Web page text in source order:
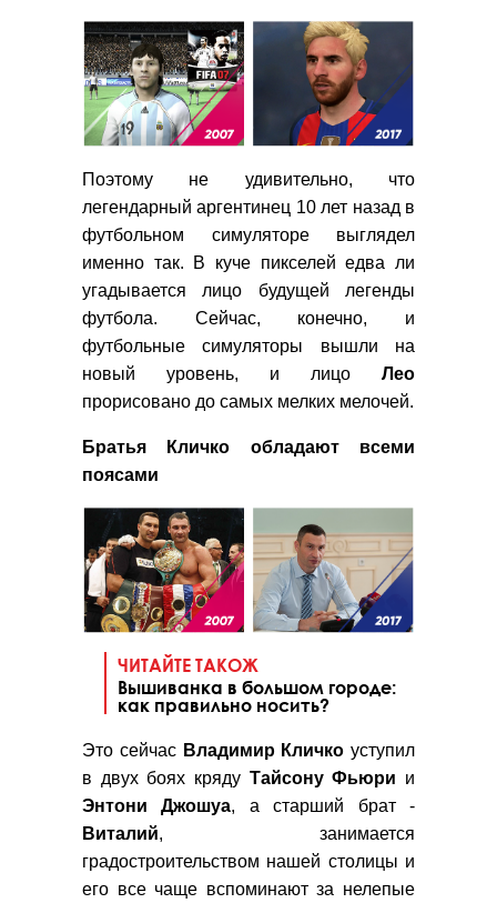
Поэтому не удивительно, что
легендарный аргентинец 10 лет назад в
футбольном симуляторе выглядел
именно так. В куче пикселей едва ли
угадывается лицо будущей легенды
футбола. Сейчас, конечно, и
футбольные симуляторы вышли на
новый уровень, и лицо Лео
прорисовано до самых мелких мелочей.
Братья Кличко обладают всеми
поясами
ЧИТАЙТЕ ТАКОЖ
Вышиванка в большом городе:
как правильно носить?
Это сейчас Владимир Кличко уступил
в двух боях кряду Тайсону Фьюри и
Энтони
Джошуа, а старший брат -
Виталий, занимается
градостроительством нашей столицы и
его все чаще вспоминают за нелепые